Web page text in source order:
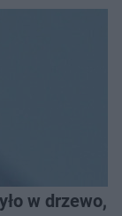
w drzewo,